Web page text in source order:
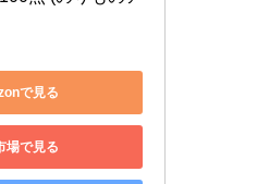
で見る
場で見る